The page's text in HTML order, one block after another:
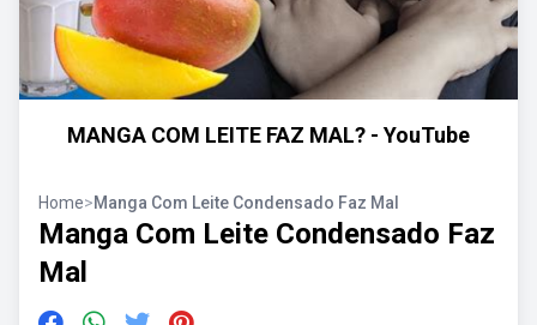
MANGA COM LEITE FAZ MAL? - YouTube
Home>Manga Com Leite Condensado Faz Mal
Manga Com Leite Condensado Faz
Mal